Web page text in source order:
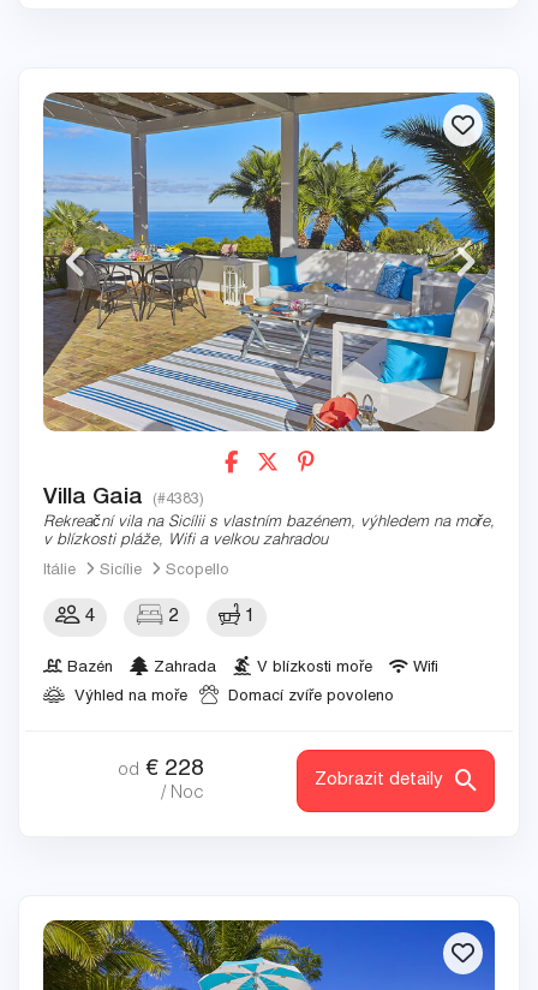
Villa Gaia (#4383)
Rekreační vila na Sicílii s vlastním bazénem, výhledem na moře,
v blízkosti pláže, Wifi a velkou zahradou
Itálie
Sicílie Scopello
4 2 1
Bazén Zahrada V blízkosti moře
Wifi
Výhled na moře
Domací zvíře povoleno
od € 228
/ Noc
Zobrazit detaily